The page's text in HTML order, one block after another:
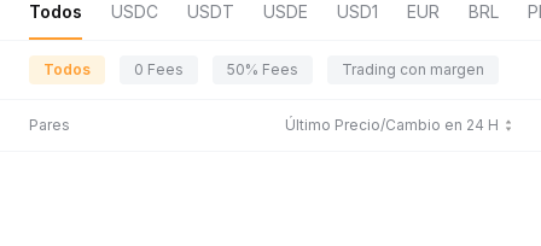
Todos USDC USDT USDE USD1 EUR BRL
Todos 0 Fees 50% Fees Trading con margen
Pares Último Precio/Cambio en 24 H